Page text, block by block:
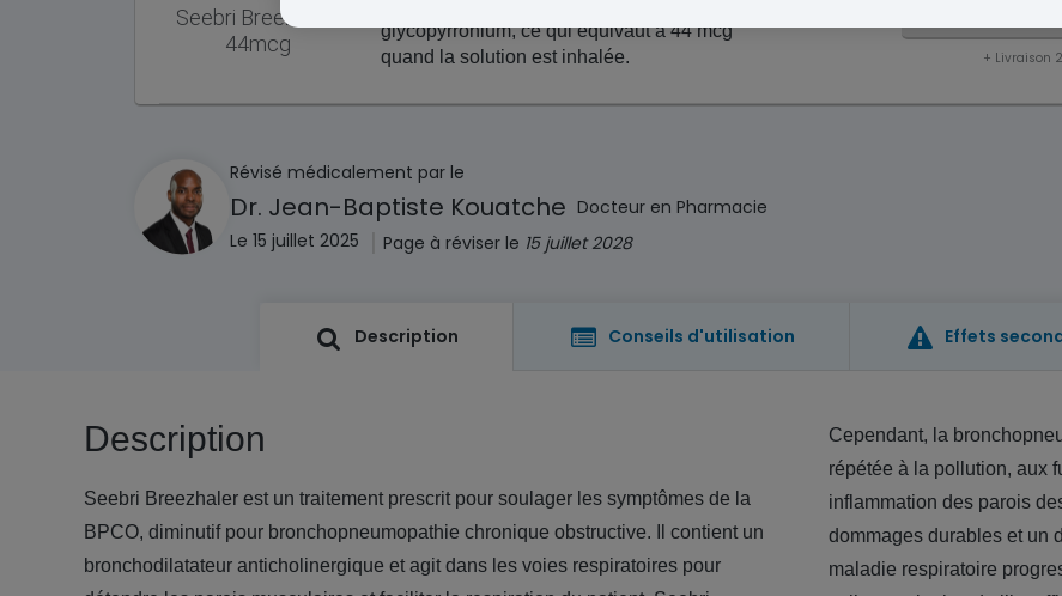
Seebri Breezhaler
44mcg
glycopyrronium, ce qui équivaut à 44 mcg
quand la solution est inhalée.
+ Livraison
Révisé médicalement par le
Dr. Jean-Baptiste Kouatche Docteur en Pharmacie
Le 15 juillet 2025
Page à réviser le 15 juillet 2028
Description Conseils d'utilisation Effets
Description
Seebri Breezhaler est un traitement prescrit pour soulager les symptômes de la
BPCO, diminutif pour bronchopneumopathie chronique obstructive. Il contient un
bronchodilatateur anticholinergique et agit dans les voies respiratoires pour
Cependant, la
répétée à la pollution, aux
inflammation des parois
dommages durables et un
maladie respiratoire